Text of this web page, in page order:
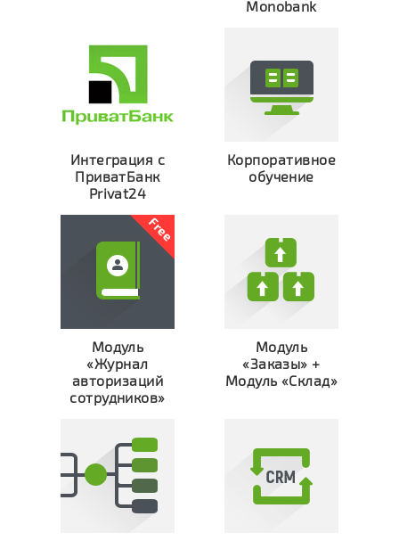
Monobank
Интеграция с
ПриватБанк
Privat24
Корпоративное
обучение
Модуль
«Журнал
авторизаций
сотрудников»
Модуль
«Заказы» +
Модуль «Склад»